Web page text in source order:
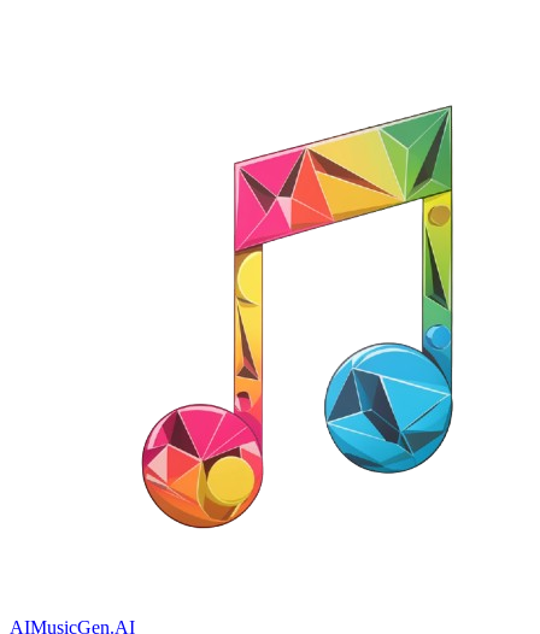
AIMusicGen.AI